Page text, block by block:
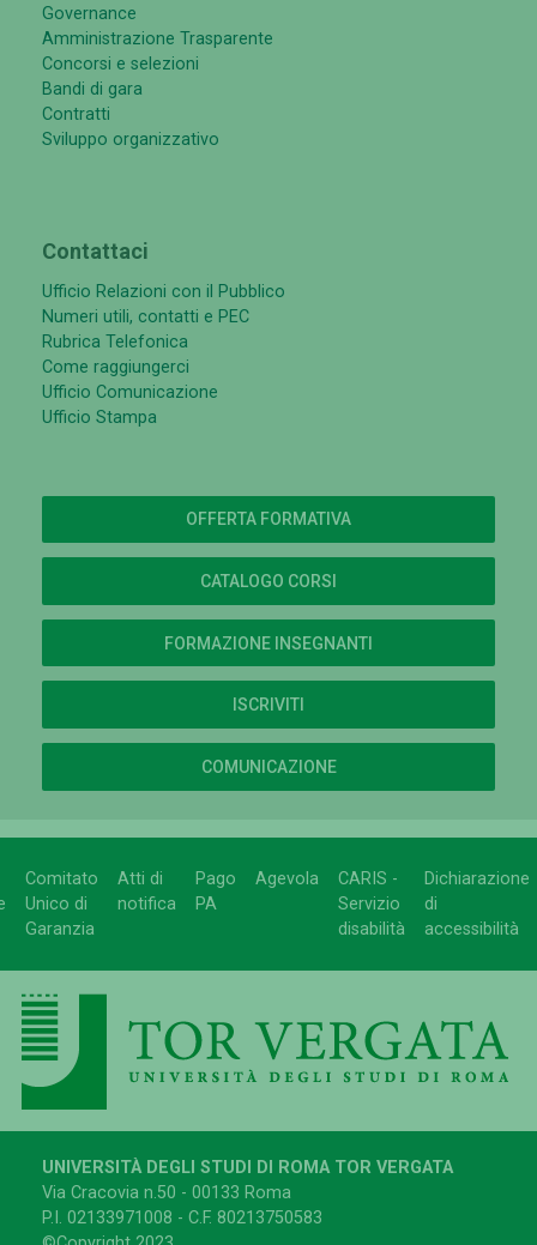
Governance
Amministrazione Trasparente
Concorsi e selezioni
Bandi di gara
Contratti
Sviluppo organizzativo
Contattaci
Ufficio Relazioni con il Pubblico
Numeri utili, contatti e PEC
Rubrica Telefonica
Come raggiungerci
Ufficio Comunicazione
Ufficio Stampa
OFFERTA FORMATIVA
CATALOGO CORSI
FORMAZIONE INSEGNANTI
ISCRIVITI
COMUNICAZIONE
Comitato
Unico di
Garanzia
Atti di
notifica
Pago
PA
Agevola
CARIS -
Servizio
disabilità
Dichiarazione
di
accessibilità
UNIVERSITÀ DEGLI STUDI DI ROMA TOR VERGATA
Via Cracovia n.50 - 00133 Roma
P.I. 02133971008 - C.F. 80213750583